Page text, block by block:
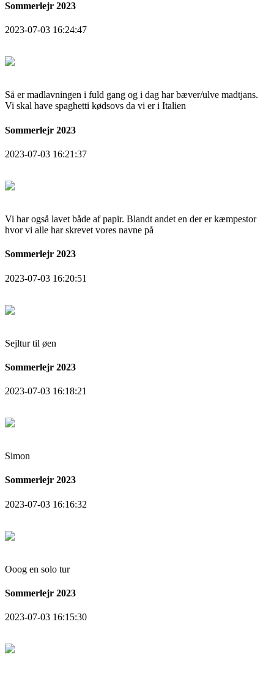
Sommerlejr 2023
2023-07-03 16:24:47
Så er madlavningen i fuld gang og i dag har bæver/ulve madtjans.
Vi skal have spaghetti kødsovs da vi er i Italien
Sommerlejr 2023
2023-07-03 16:21:37
Vi har også lavet både af papir. Blandt andet en der er kæmpestor
hvor vi alle har skrevet vores navne på
Sommerlejr 2023
2023-07-03 16:20:51
Sejltur til øen
Sommerlejr 2023
2023-07-03 16:18:21
Simon
Sommerlejr 2023
2023-07-03 16:16:32
Ooog en solo tur
Sommerlejr 2023
2023-07-03 16:15:30